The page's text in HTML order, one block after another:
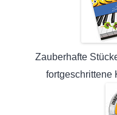
Zauberhafte
fortgeschrittene